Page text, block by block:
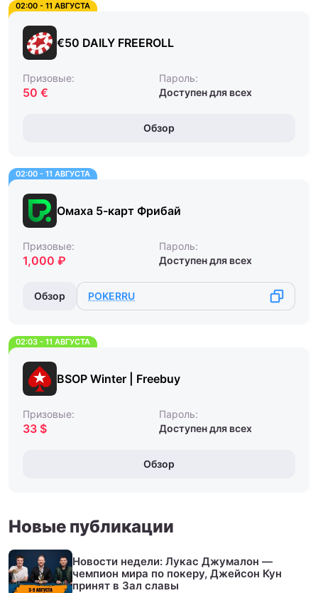
02:00 - 11 АВГУСТА
€50 DAILY FREEROLL
Призовые:
50 €
Пароль:
Доступен для всех
Обзор
02:00 - 11 АВГУСТА
Омаха 5-карт Фрибай
Призовые:
1,000 ₽
Пароль:
Доступен для всех
Обзор POKERRU
02:03 - 11 АВГУСТА
BSOP Winter | Freebuy
Призовые:
33 $
Пароль:
Доступен для всех
Обзор
Новые публикации
Новости недели: Лукас Джумалон —
чемпион мира по покеру, Джейсон Кун
принят в Зал славы